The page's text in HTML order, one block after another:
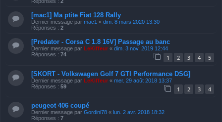
[mac1] Ma ptite Fiat 128 Rally
Dernier message par mac1 « dim. 8 mars 2020 13:30
Réponses : 2
[Predator - Corsa C 1.8 16V] Passage au banc
Dernier message par LeKiffeur « dim. 3 nov. 2019 12:44
Réponses : 74 1 2 3 4 5
[SKORT - Volkswagen Golf 7 GTI Performance DSG]
Dernier message par LeKiffeur « mer. 29 août 2018 13:37
Réponses : 59 1 2 3 4
peugeot 406 coupé
Dernier message par Gordini78 « lun. 2 avr. 2018 18:32
Réponses : 7